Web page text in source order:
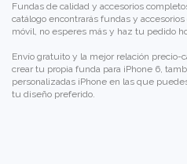
Fundas de calidad y accesorios
catálogo encontrarás fundas y
móvil, no esperes más y haz tu pedido
Envío gratuito y la mejor relación precio-
crear tu propia funda para iPhone 6,
personalizadas iPhone en las que
tu diseño preferido.